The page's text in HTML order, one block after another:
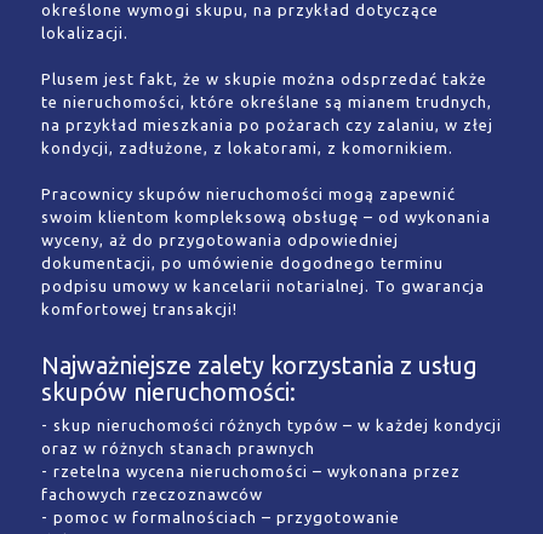
określone wymogi skupu, na przykład dotyczące
lokalizacji.
Plusem jest fakt, że w skupie można odsprzedać także
te nieruchomości, które określane są mianem trudnych,
na przykład mieszkania po pożarach czy zalaniu, w złej
kondycji, zadłużone, z lokatorami, z komornikiem.
Pracownicy skupów nieruchomości mogą zapewnić
swoim klientom kompleksową obsługę – od wykonania
wyceny, aż do przygotowania odpowiedniej
dokumentacji, po umówienie dogodnego terminu
podpisu umowy w kancelarii notarialnej. To gwarancja
komfortowej transakcji!
Najważniejsze zalety korzystania z usług
skupów nieruchomości:
- skup nieruchomości różnych typów – w każdej kondycji
oraz w różnych stanach prawnych
- rzetelna wycena nieruchomości – wykonana przez
fachowych rzeczoznawców
- pomoc w formalnościach – przygotowanie